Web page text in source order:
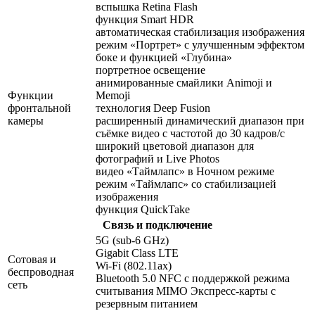
Функции
фронтальной
камеры
вспышка Retina Flash
функция Smart HDR
автоматическая стабилизация изображения
режим «Портрет» с улучшенным эффектом
боке и функцией «Глубина»
портретное освещение
анимированные смайлики Animoji и
Memoji
технология Deep Fusion
расширенный динамический диапазон при
съёмке видео с частотой до 30 кадров/ с
широкий цветовой диапазон для
фотографий и Live Photos
видео «Таймлапс» в Ночном режиме
режим «Таймлапс» со стабилизацией
изображения
функция QuickTake
Связь и подключение
Сотовая и
беспроводная
сеть
5G (sub‑6 GHz)
Gigabit Class LTE
Wi-Fi (802.11​ax)
Bluetooth 5.0 NFC с поддержкой режима
считывания MIMO Экспресс‑карты с
резервным питанием